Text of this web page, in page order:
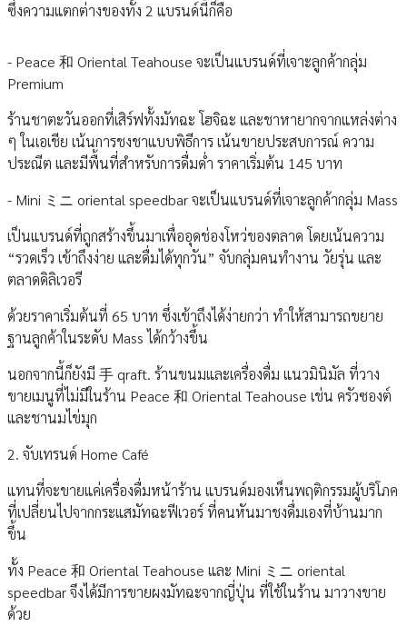
ซึ่งความแตกต่างของทั้ง 2 แบรนด์นี้ก็คือ
- Peace 和 Oriental Teahouse จะเป็นแบรนด์ที่เจาะลูกค้ากลุ่ม
Premium
ร้านชาตะวันออกที่เสิร์ฟทั้งมัทฉะ โฮจิฉะ และชาหายากจากแหล่งต่าง
ๆ ในเอเชีย เน้นการชงชาแบบพิธีการ เน้นขายประสบการณ์ ความ
ประณีต และมีพื้นที่สำหรับการดื่มด่ำ ราคาเริ่มต้น 145 บาท
- Mini ミニ oriental speedbar จะเป็นแบรนด์ที่เจาะลูกค้ากลุ่ม Mass
เป็นแบรนด์ที่ถูกสร้างขึ้นมาเพื่ออุดช่องโหว่ของตลาด โดยเน้นความ
“รวดเร็ว เข้าถึงง่าย และดื่มได้ทุกวัน” จับกลุ่มคนทำงาน วัยรุ่น และ
ตลาดดิลิเวอรี
ด้วยราคาเริ่มต้นที่ 65 บาท ซึ่งเข้าถึงได้ง่ายกว่า ทำให้สามารถขยาย
ฐานลูกค้าในระดับ Mass ได้กว้างขึ้น
นอกจากนี้ก็ยังมี 手 qraft. ร้านขนมและเครื่องดื่ม แนวมินิมัล ที่วาง
ขายเมนูที่ไม่มีในร้าน Peace 和 Oriental Teahouse เช่น ครัวซองต์
และชานมไข่มุก
2. จับเทรนด์ Home Café
แทนที่จะขายแค่เครื่องดื่มหน้าร้าน แบรนด์มองเห็นพฤติกรรมผู้บริโภค
ที่เปลี่ยนไปจากกระแสมัทฉะฟีเวอร์ ที่คนหันมาชงดื่มเองที่บ้านมาก
ขึ้น
ทั้ง Peace 和 Oriental Teahouse และ Mini ミニ oriental
speedbar จึงได้มีการขายผงมัทฉะจากญี่ปุ่น ที่ใช้ในร้าน มาวางขาย
ด้วย